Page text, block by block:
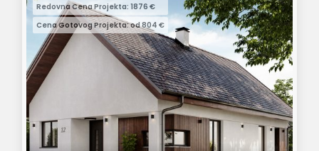
Redovna Cena Projekta: 1876 €
Cena Gotovog Projekta: od 804 €